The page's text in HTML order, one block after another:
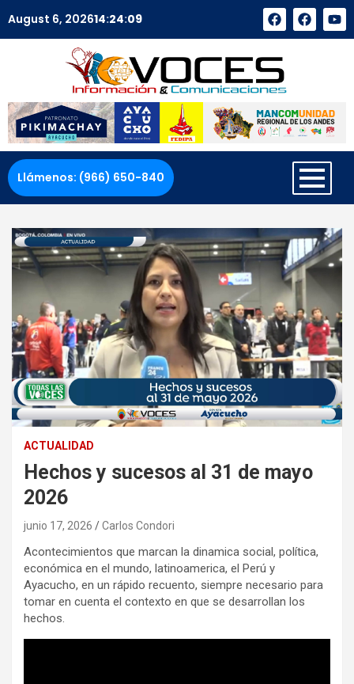
14:24:09
August 6, 2026
Llámenos: (966) 650-840
ACTUALIDAD
Hechos y sucesos al 31 de mayo
2026
junio 17, 2026 Carlos Condori
Acontecimientos que marcan la dinamica social, política,
económica en el mundo, latinoamerica, el Perú y
Ayacucho, en un rápido recuento, siempre necesario para
tomar en cuenta el contexto en que se desarrollan los
hechos.